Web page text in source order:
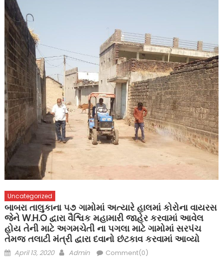
Uncategorized
બાબરા તાલુકાના ૫૭ ગામોમાં અત્યારે હાલમાં કોરોના વાયરસ
જેને W.H.O દ્વારા વૈશ્વિક મહામારી જાહેર કરવામાં આવેલ
હોય તેની માટે અગમચેતી ના પગલા માટે ગામોમાં સરપંચ
તેમજ તલાટી મંત્રી દ્વારા દવાનો છંટકાવ કરવામાં આવ્યો
Posted
April 13, 2020 Author
Admin Comment(0)